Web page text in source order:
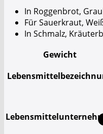
In Roggenbrot,
Für Sauerkraut,
In Schmalz,
Gewicht